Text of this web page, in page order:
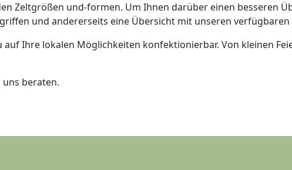
Zeltgrößen und-formen. Um Ihnen darüber einen besseren
und andererseits eine Übersicht mit unseren
Ihre lokalen Möglichkeiten konfektionierbar. Von kleinen
uns beraten.